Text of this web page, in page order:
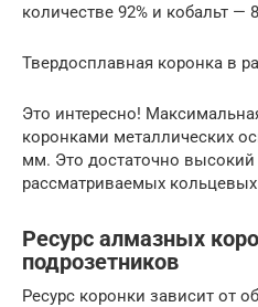
количестве 92% и кобальт —
Твердосплавная коронка в
Это интересно!
коронками металлических
мм. Это достаточно высокий
рассматриваемых
Ресурс алмазных
подрозетников
Ресурс коронки зависит от